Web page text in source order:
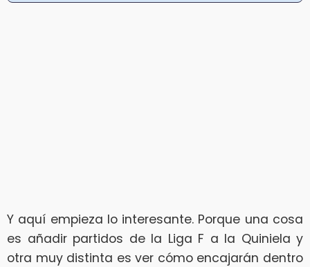
Y aquí empieza lo interesante. Porque una cosa
es añadir partidos de la Liga F a la Quiniela y
otra muy distinta es ver cómo encajarán dentro